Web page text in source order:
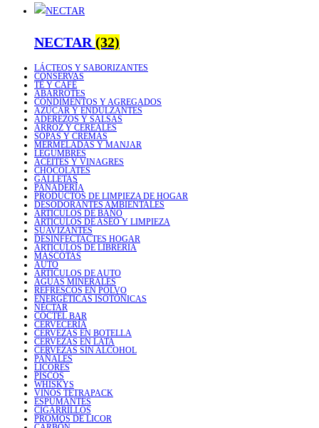
NECTAR (32)
LÁCTEOS Y SABORIZANTES
CONSERVAS
TÉ Y CAFÉ
ABARROTES
CONDIMENTOS Y AGREGADOS
AZÚCAR Y ENDULZANTES
ADEREZOS Y SALSAS
ARROZ Y CEREALES
SOPAS Y CREMAS
MERMELADAS Y MANJAR
LEGUMBRES
ACEITES Y VINAGRES
CHOCOLATES
GALLETAS
PANADERÍA
PRODUCTOS DE LIMPIEZA DE HOGAR
DESODORANTES AMBIENTALES
ARTICULOS DE BAÑO
ARTICULOS DE ASEO Y LIMPIEZA
SUAVIZANTES
DESINFECTACTES HOGAR
ARTICULOS DE LIBRERIA
MASCOTAS
AUTO
ARTICULOS DE AUTO
AGUAS MINERALES
REFRESCOS EN POLVO
ENERGÉTICAS ISOTÓNICAS
NÉCTAR
COCTEL BAR
CERVECERÍA
CERVEZAS EN BOTELLA
CERVEZAS EN LATA
CERVEZAS SIN ALCOHOL
PAÑALES
LICORES
PISCOS
WHISKYS
VINOS TETRAPACK
ESPUMANTES
CIGARRILLOS
PROMOS DE LICOR